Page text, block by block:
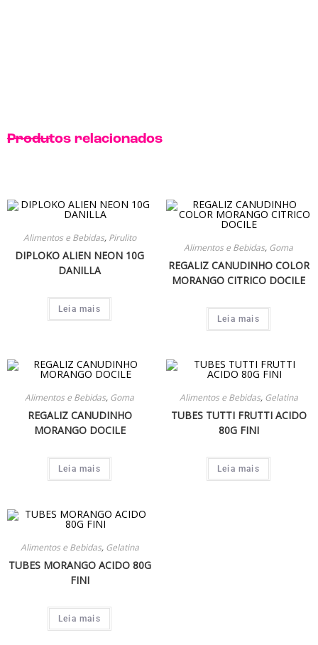
Produtos relacionados
Alimentos e Bebidas, Pirulito
DIPLOKO ALIEN NEON 10G
DANILLA
Leia mais
Alimentos e Bebidas, Goma
REGALIZ CANUDINHO COLOR
MORANGO CITRICO DOCILE
Leia mais
Alimentos e Bebidas, Goma
REGALIZ CANUDINHO
MORANGO DOCILE
Leia mais
Alimentos e Bebidas, Gelatina
TUBES TUTTI FRUTTI ACIDO
80G FINI
Leia mais
Alimentos e Bebidas, Gelatina
TUBES MORANGO ACIDO 80G
FINI
Leia mais